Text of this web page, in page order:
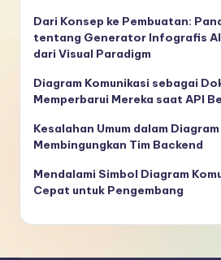
Dari Konsep ke Pembuatan:
tentang Generator Infografis
dari Visual Paradigm
Diagram Komunikasi sebagai
Memperbarui Mereka saat API
Kesalahan Umum dalam
Membingungkan Tim Backend
Mendalami Simbol Diagram
Cepat untuk Pengembang